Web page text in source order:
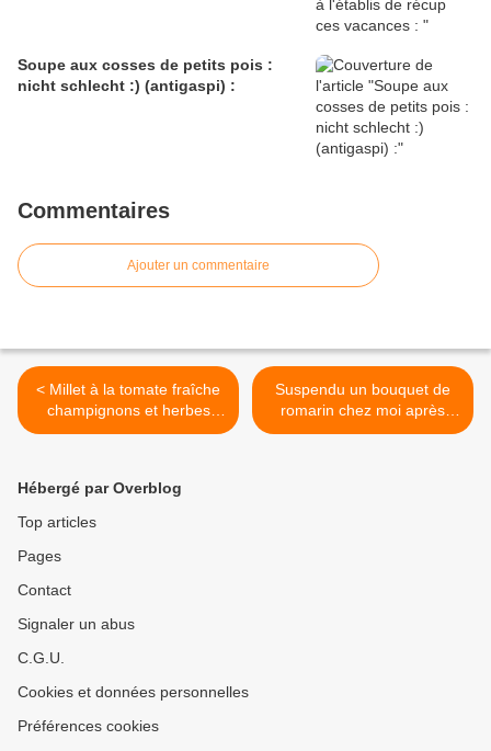
Soupe aux cosses de petits pois :
nicht schlecht :) (antigaspi) :
Commentaires
Ajouter un commentaire
< Millet à la tomate fraîche
champignons et herbes
(vegan):
Suspendu un bouquet de
romarin chez moi après
taille (répulsif mouches) : >
Hébergé par Overblog
Top articles
Pages
Contact
Signaler un abus
C.G.U.
Cookies et données personnelles
Préférences cookies